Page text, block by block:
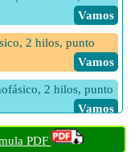
​ Vamos
2 hilos, punto
​ Vamos
2 hilos, punto
​ Vamos
(monofásico,
PDF